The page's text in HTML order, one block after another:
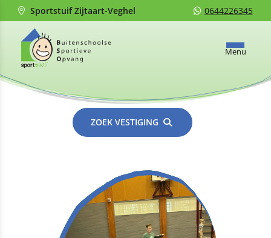
Sportstuif Zijtaart-Veghel 0644226345
Menu
ZOEK VESTIGING